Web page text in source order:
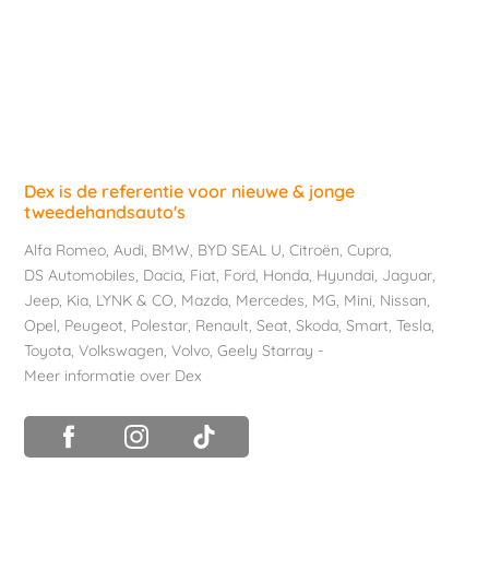
Dex is de referentie voor nieuwe & jonge
tweedehandsauto's
Alfa Romeo,Audi, BMW, BYD SEAL U,Citroën,Cupra,
DS Automobiles, Dacia, Fiat, Ford, Honda, Hyundai, Jaguar,
Jeep, Kia, LYNK & CO, Mazda, Mercedes, MG, Mini, Nissan,
Opel, Peugeot, Polestar, Renault,Seat,Skoda,Smart,Tesla,
Toyota,Volkswagen,Volvo,Geely Starray -
Meer informatie over Dex